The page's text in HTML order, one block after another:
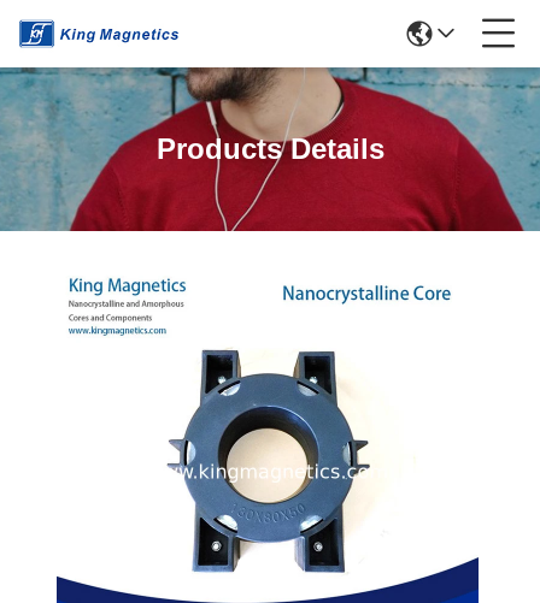
Products Details